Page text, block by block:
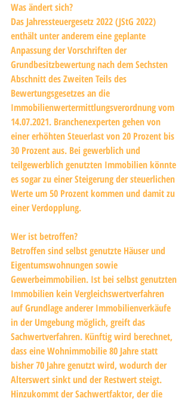
Was ändert sich?
Das Jahressteuergesetz 2022 (JStG 2022)
enthält unter anderem eine geplante
Anpassung der Vorschriften der
Grundbesitzbewertung nach dem Sechsten
Abschnitt des Zweiten Teils des
Bewertungsgesetzes an die
Immobilienwertermittlungsverordnung vom
14.07.2021. Branchenexperten gehen von
einer erhöhten Steuerlast von 20 Prozent bis
30 Prozent aus. Bei gewerblich und
teilgewerblich genutzten Immobilien könnte
es sogar zu einer Steigerung der steuerlichen
Werte um 50 Prozent kommen und damit zu
einer Verdopplung.
Wer ist betroffen?
Betroffen sind selbst genutzte Häuser und
Eigentumswohnungen sowie
Gewerbeimmobilien. Ist bei selbst genutzten
Immobilien kein Vergleichswertverfahren
auf Grundlage anderer Immobilienverkäufe
in der Umgebung möglich, greift das
Sachwertverfahren. Künftig wird berechnet,
dass eine Wohnimmobilie 80 Jahre statt
bisher 70 Jahre genutzt wird, wodurch der
Alterswert sinkt und der Restwert steigt.
Hinzukommt der Sachwertfaktor, der die